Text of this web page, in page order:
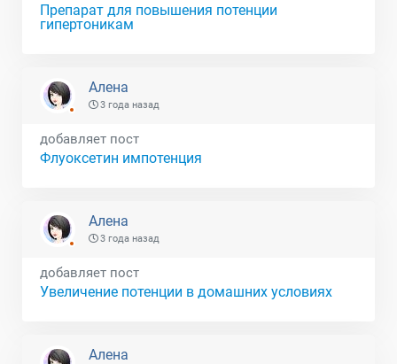
Препарат для повышения потенции
гипертоникам
Алена
3 года назад
добавляет пост
Флуоксетин импотенция
Алена
3 года назад
добавляет пост
Увеличение потенции в домашних условиях
Алена